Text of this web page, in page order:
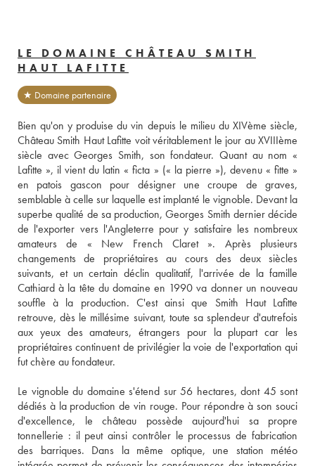
LE DOMAINE CHÂTEAU SMITH
HAUT LAFITTE
★ Domaine partenaire
Bien qu'on y produise du vin depuis le milieu du XIVème siècle,
Château Smith Haut Lafitte voit véritablement le jour au XVIIIème
siècle avec Georges Smith, son fondateur. Quant au nom «
Lafitte », il vient du latin « ficta » (« la pierre »), devenu « fitte »
en patois gascon pour désigner une croupe de graves,
semblable à celle sur laquelle est implanté le vignoble. Devant la
superbe qualité de sa production, Georges Smith dernier décide
de l'exporter vers l'Angleterre pour y satisfaire les nombreux
amateurs de « New French Claret ». Après plusieurs
changements de propriétaires au cours des deux siècles
suivants, et un certain déclin qualitatif, l'arrivée de la famille
Cathiard à la tête du domaine en 1990 va donner un nouveau
souffle à la production. C'est ainsi que Smith Haut Lafitte
retrouve, dès le millésime suivant, toute sa splendeur d'autrefois
aux yeux des amateurs, étrangers pour la plupart car les
propriétaires continuent de privilégier la voie de l'exportation qui
fut chère au fondateur.
Le vignoble du domaine s'étend sur 56 hectares, dont 45 sont
dédiés à la production de vin rouge. Pour répondre à son souci
d'excellence, le château possède aujourd'hui sa propre
tonnellerie : il peut ainsi contrôler le processus de fabrication
des barriques. Dans la même optique, une station météo